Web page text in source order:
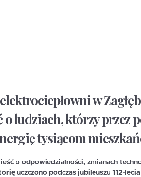
w
o ludziach, którzy przez
tysiącom
o odpowiedzialności, zmianach
uczczono podczas jubileuszu 112-